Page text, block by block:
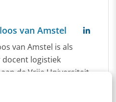
van Amstel
van Amstel is als
logistiek
de Vrije Universiteit